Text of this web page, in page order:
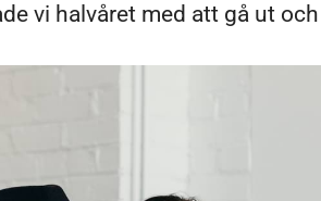
vi halvåret med att gå ut